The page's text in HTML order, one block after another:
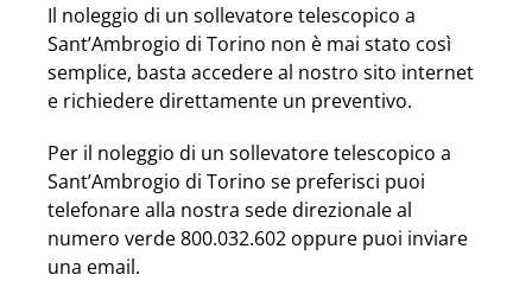
Il noleggio di un sollevatore telescopico a
Sant’Ambrogio di Torino non è mai stato così
semplice, basta accedere al nostro sito internet
e richiedere direttamente un preventivo.
Per il noleggio di un sollevatore telescopico a
Sant’Ambrogio di Torino se preferisci puoi
telefonare alla nostra sede direzionale al
numero verde 800.032.602 oppure puoi inviare
una email.